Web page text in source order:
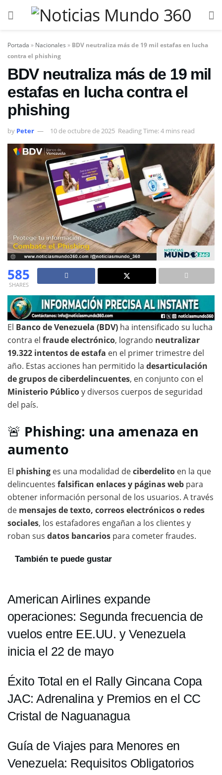
Portada » Nacionales » BDV neutraliza más de 19 mil estafas en lucha
contra el phishing
BDV neutraliza más de 19 mil
estafas en lucha contra el
phishing
by Peter 10 de octubre de 2025 Reading Time: 4 mins read
585
SHARES
El Banco de Venezuela (BDV) ha intensificado su lucha
contra el fraude electrónico, logrando neutralizar
19.322 intentos de estafa en el primer trimestre del
año. Estas acciones han permitido la desarticulación
de grupos de ciberdelincuentes, en conjunto con el
Ministerio Públicoy diversos cuerpos de seguridad
del país.
🚨 Phishing: una amenaza en
aumento
El phishing es una modalidad deciberdelito en la que
delincuentes falsifican enlaces y páginas web para
obtener información personal de los usuarios. A través
de mensajes de texto, correos electrónicos o redes
sociales, los estafadores engañan a los clientes y
roban sus datos bancarios para cometer fraudes.
También te puede gustar
American Airlines expande
operaciones: Segunda frecuencia de
vuelos entre EE.UU. y Venezuela
inicia el 22 de mayo
Éxito Total en el Rally Gincana Copa
JAC: Adrenalina y Premios en el CC
Cristal de Naguanagua
Guía de Viajes para Menores en
Venezuela: Requisitos Obligatorios